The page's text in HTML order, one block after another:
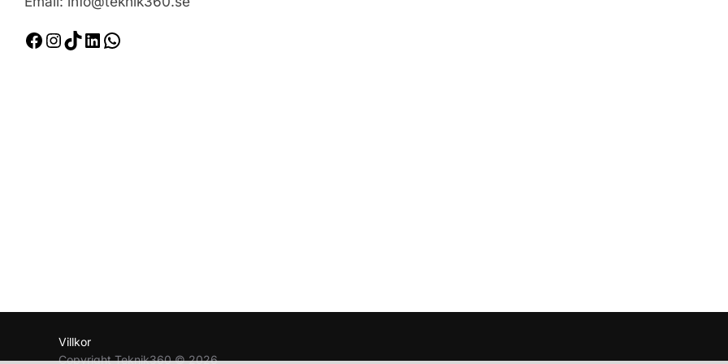
Facebook InstagramTikTok LinkedIn WhatsApp
Villkor
Copyright Teknik360 © 2026